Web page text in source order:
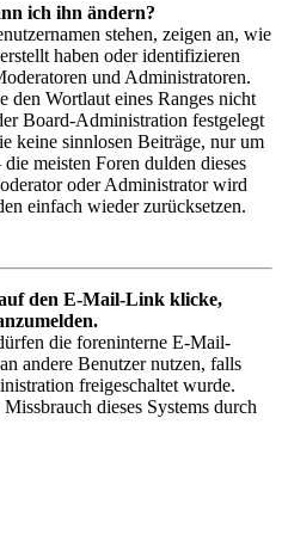
ich ihn ändern?
stehen, zeigen an, wie
haben oder identifizieren
und Administratoren.
den Wortlaut eines Ranges nicht
Board-Administration festgelegt
keine sinnlosen Beiträge, nur um
meisten Foren dulden dieses
oder Administrator wird
einfach wieder zurücksetzen.
den E-Mail-Link klicke,
die foreninterne E-Mail-
andere Benutzer nutzen, falls
freigeschaltet wurde.
dieses Systems durch